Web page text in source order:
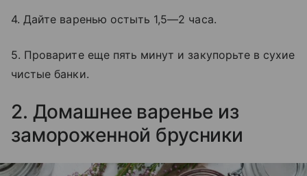
4. Дайте варенью остыть 1,5—2 часа.
5. Проварите еще пять минут и закупорьте в сухие
чистые банки.
2. Домашнее варенье из
замороженной брусники